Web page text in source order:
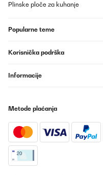
Plinske ploče za kuhanje
Popularne teme
Korisnička podrška
Informacije
Metode plaćanja